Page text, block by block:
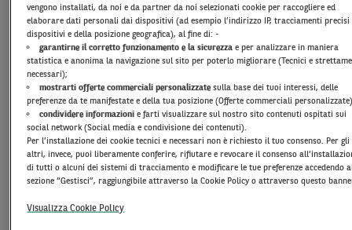
direttamente dal tuo smartphone
tramitel’app BNL. Attivare un piano richiede
pochi secondi e puoi scegliere la durata del
piano che preferisci da 3 a 60 mesi.
Vantaggioso: perché non hacosto di
attivazione e nessun canone di
gestione,paghi solo una commissione
mensile sul piano che scegli di attivare e
limitatamente alla sua durata.
vengono installati, da noi e da partner da noi selezionati cookie per raccogliere ed
elaborare dati personali dai dispositivi (ad esempio l’indirizzo IP, tracciamenti precisi
dispositivi e della posizione geografica), al fine di: -
garantirne il corretto funzionamento e la sicurezzae per analizzare in maniera
statistica e anonima la navigazione sul sito per poterlo migliorare (Tecnici e
necessari);
mostrarti offerte commerciali personalizzatesulla base dei tuoi interessi, delle
preferenze da te manifestate e della tua posizione (Offerte commerciali
condividere informazionie farti visualizzare sul nostro sito contenuti ospitati sui
social network (Social media e condivisione dei contenuti).
Per l’installazione dei cookie tecnici e necessari non è richiesto il tuo consenso. Per gli
altri, invece, puoi liberamente conferire, rifiutare e revocare il consenso
di tutti o alcuni dei sistemi di tracciamento e modificare le tue preferenze accedendo
sezione “Gestisci”, raggiungibile attraverso la Cookie Policy o attraverso questo
Visualizza Cookie Policy